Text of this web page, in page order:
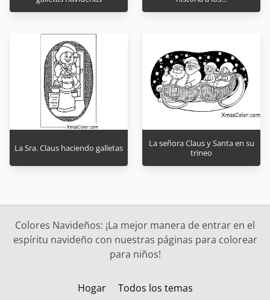
La Sra. Claus haciendo galletas
La señora Claus y Santa en su
trineo
Colores Navideños: ¡La mejor manera de entrar en el
espíritu navideño con nuestras páginas para colorear
para niños!
Hogar Todos los temas